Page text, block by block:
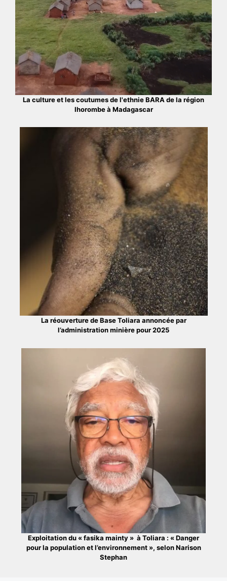
La culture et les coutumes de l'ethnie BARA de la région
Ihorombe à Madagascar
La réouverture de Base Toliara annoncée par
l’administration minière pour 2025
Exploitation du « fasika mainty » à Toliara : « Danger
pour la population et l’environnement », selon Narison
Stephan